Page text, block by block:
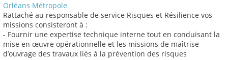
Orléans Métropole
Rattaché au responsable de service Risques et Résilience vos
missions consisteront à :
- Fournir une expertise technique interne tout en conduisant la
mise en œuvre opérationnelle et les missions de maîtrise
d’ouvrage des travaux liés à la prévention des risques